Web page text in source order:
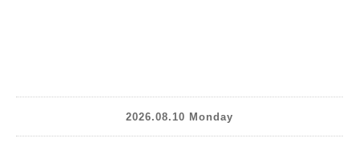
2026.08.10 Monday